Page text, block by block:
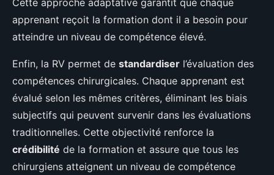
apprenant reçoit la formation dont il a besoin pour
atteindre un niveau de compétence élevé.
Enfin, la RV permet de standardiser l’évaluation des
compétences chirurgicales. Chaque apprenant est
évalué selon les mêmes critères, éliminant les biais
subjectifs qui peuvent survenir dans les évaluations
traditionnelles. Cette objectivité renforce la
crédibilité de la formation et assure que tous les
chirurgiens atteignent un niveau de compétence